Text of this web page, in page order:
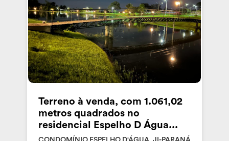
Terreno à venda, com 1.061,02
metros quadrados no
residencial Espelho D Água...